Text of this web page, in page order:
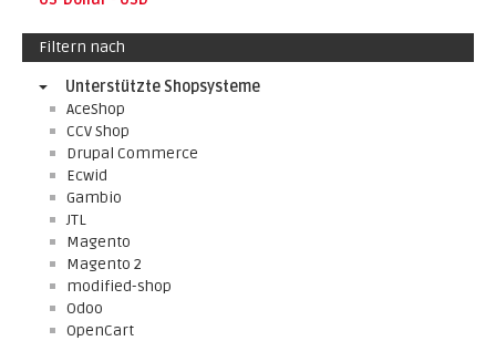
Filtern nach
Unterstützte Shopsysteme
AceShop
CCV Shop
Drupal Commerce
Ecwid
Gambio
JTL
Magento
Magento 2
modified-shop
Odoo
OpenCart